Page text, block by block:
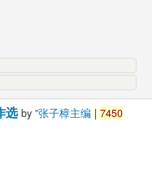
选by"张子樟主编 | 7450